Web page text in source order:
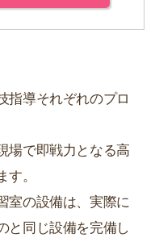
指導それぞれのプロ
場で即戦力となる高
。
室の設備は、実際に
と同じ設備を完備し